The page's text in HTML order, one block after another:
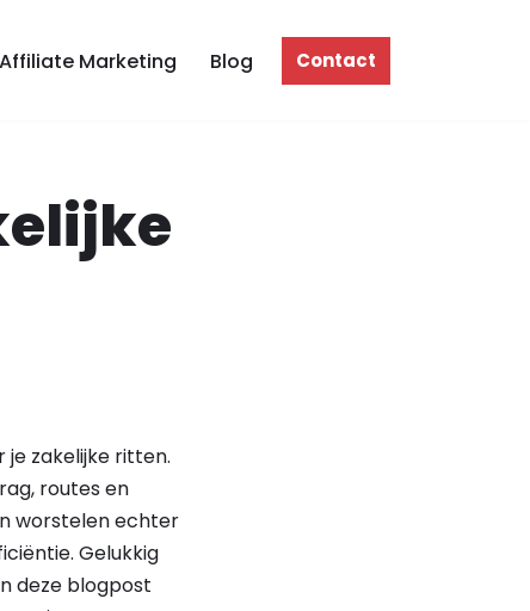
Affiliate Marketing Blog Contact
zakelijke ritten.
routes en
worstelen echter
Gelukkig
deze blogpost